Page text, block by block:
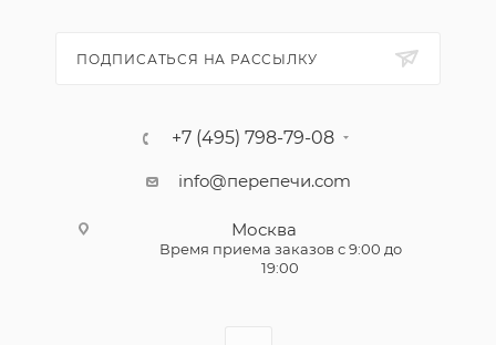
ПОДПИСАТЬСЯ НА РАССЫЛКУ
+7 (495) 798-79-08
info@перепечи.com
Москва
Время приема заказов с 9:00 до
19:00